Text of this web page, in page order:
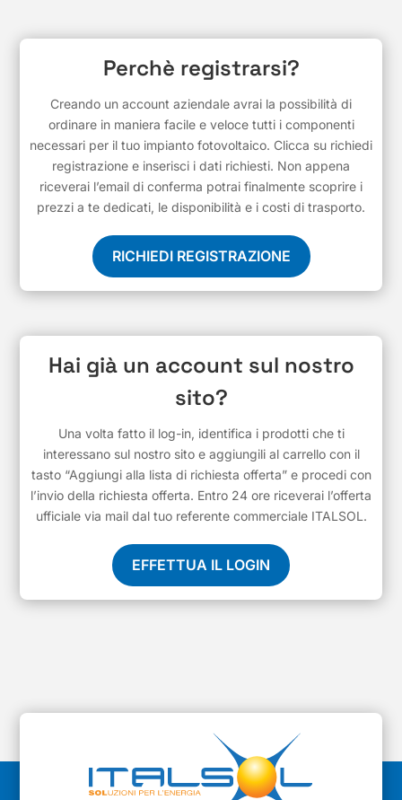
Perchè registrarsi?
Creando un account aziendale avrai la possibilità di
ordinare in maniera facile e veloce tutti i componenti
necessari per il tuo impianto fotovoltaico. Clicca su richiedi
registrazione e inserisci i dati richiesti. Non appena
riceverai l’email di conferma potrai finalmente scoprire i
prezzi a te dedicati, le disponibilità e i costi di trasporto.
RICHIEDI REGISTRAZIONE
Hai già un account sul nostro
sito?
Una volta fatto il log-in, identifica i prodotti che ti
interessano sul nostro sito e aggiungili al carrello con il
tasto “Aggiungi alla lista di richiesta offerta” e procedi con
l’invio della richiesta offerta. Entro 24 ore riceverai l’offerta
ufficiale via mail dal tuo referente commerciale ITALSOL.
EFFETTUA IL LOGIN